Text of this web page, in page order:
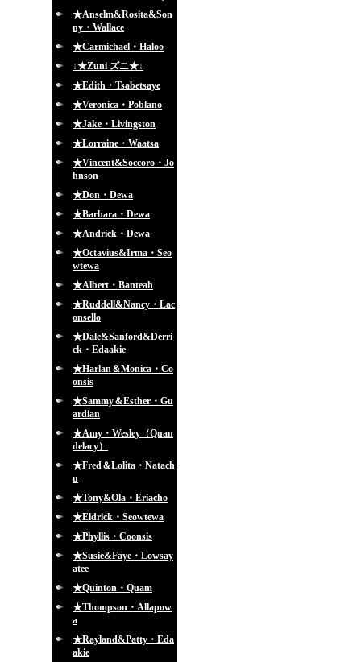
★Anselm&Rosita&Son
ny・Wallace
★Carmichael・Haloo
↓★Zuni ズニ★↓
★Edith・Tsabetsaye
★Veronica・Poblano
★Jake・Livingston
★Lorraine・Waatsa
★Vincent&Soccoro・Jo
hnson
★Don・Dewa
★Barbara・Dewa
★Andrick・Dewa
★Octavius&Irma・Seo
wtewa
★Albert・Banteah
★Ruddell&Nancy・Lac
onsello
★Dale&Sanford&Derri
ck・Edaakie
★Harlan＆Monica・Co
onsis
★Sammy＆Esther・Gu
ardian
★Amy・Wesley（Quan
delacy）
★Fred＆Lolita・Natach
u
★Tony&Ola・Eriacho
★Eldrick・Seowtewa
★Phyllis・Coonsis
★Susie&Faye・Lowsay
atee
★Quinton・Quam
★Thompson・Allapow
a
★Rayland&Patty・Eda
akie